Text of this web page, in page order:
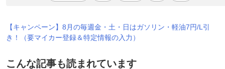
【キャンペーン】8月の毎週金・土・日はガソリン・軽油7円/L引
き！（要マイカー登録＆特定情報の入力）
こんな記事も読まれています